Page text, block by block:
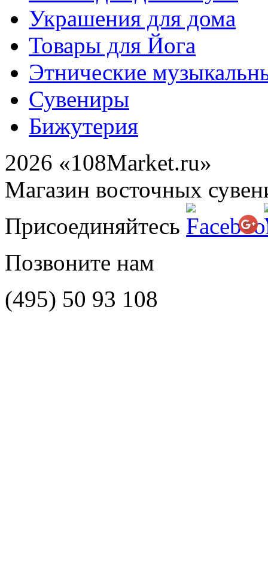
Украшения для дома
Товары для Йога
Этнические
Сувениры
Бижутерия
2026 «108Market.ru»
Магазин восточных
Присоединяйтесь
Позвоните нам
(495) 50 93 108